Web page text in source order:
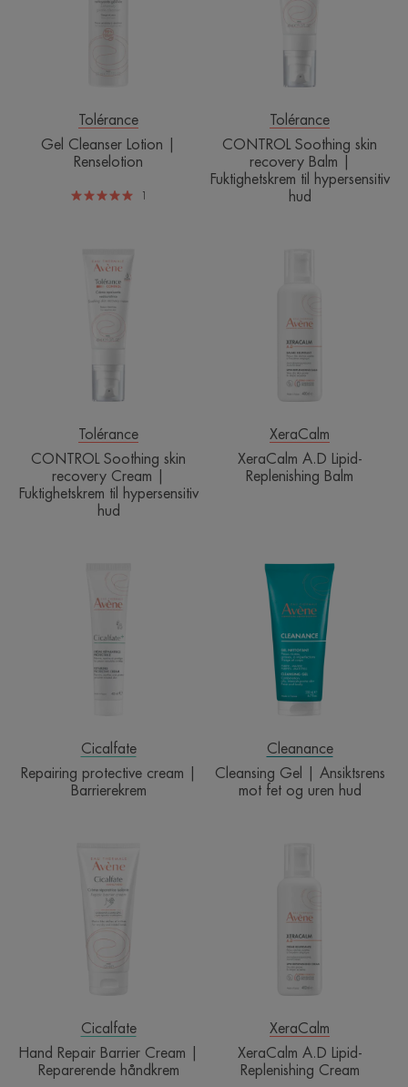
Renselotion
Tolérance
Gel Cleanser Lotion |
Renselotion
1
til
hud
Tolérance
CONTROL Soothing skin
recovery Balm |
Fuktighetskrem til hypersensitiv
hud
Soothing
skin
recovery
til
hud
Tolérance
CONTROL Soothing skin
recovery Cream |
Fuktighetskrem til hypersensitiv
hud
Balm
XeraCalm
XeraCalm A.D Lipid-
Replenishing Balm
cream
|
Barrierekrem
Cicalfate
Repairing protective cream |
Barrierekrem
Gel
|
Ansiktsrens
mot
fet
og
uren
Cleanance
Cleansing Gel | Ansiktsrens
mot fet og uren hud
Repair
Barrier
Cream
|
håndkrem
Cicalfate
Hand Repair Barrier Cream |
Reparerende håndkrem
Cream
XeraCalm
XeraCalm A.D Lipid-
Replenishing Cream